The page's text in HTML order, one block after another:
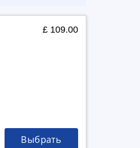
£ 109.00
Выбрать